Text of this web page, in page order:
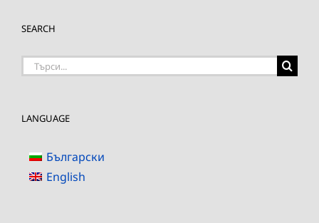
SEARCH
Търсене
LANGUAGE
Български
English